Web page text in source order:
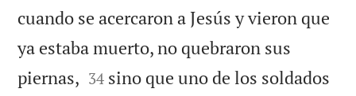
cuando se acercaron a Jesús y vieron que
ya estaba muerto, no quebraron sus
piernas, 

34 sino que uno de los soldados